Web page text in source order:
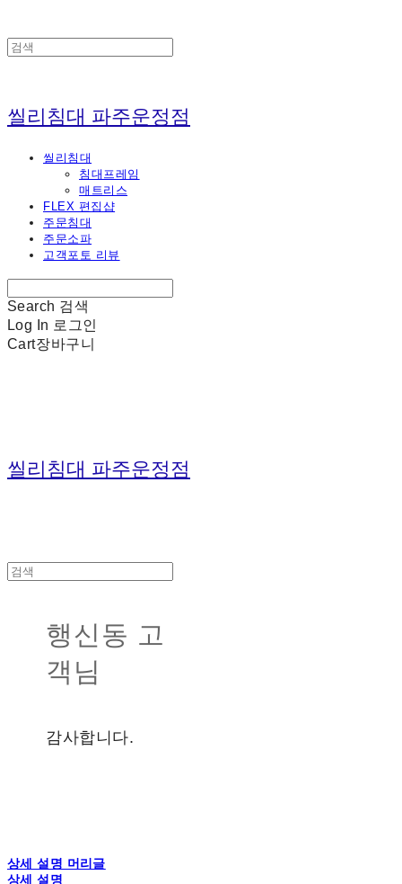
씰리침대 파주운정점
씰리침대
침대프레임
매트리스
FLEX 편집샵
주문침대
주문소파
고객포토 리뷰
Search 검색
Log In 로그인
Cart장바구니
씰리침대 파주운정점
행신동 고
객님
감사합니다.
상세 설명 머리글
상세 설명